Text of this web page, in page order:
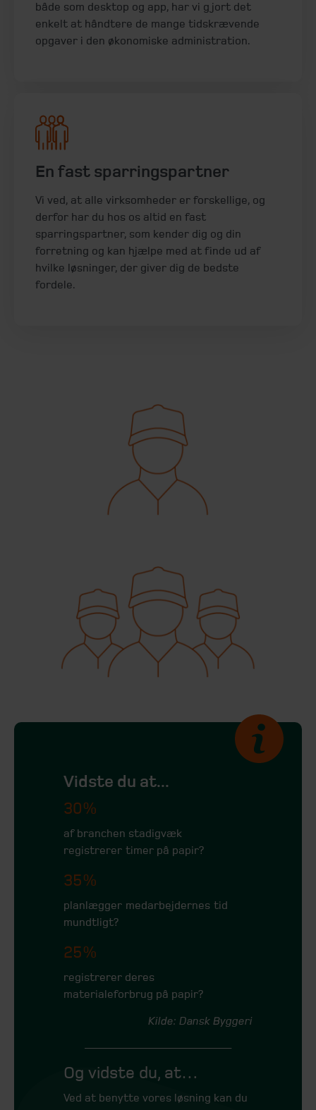
både som desktop og app, har vi gjort det
enkelt at håndtere de mange tidskrævende
opgaver i den økonomiske administration.
En fast sparringspartner
Vi ved, at alle virksomheder er forskellige, og
derfor har du hos os altid en fast
sparringspartner, som kender dig og din
forretning og kan hjælpe med at finde ud af
hvilke løsninger, der giver dig de bedste
fordele.
Vidste du at...
30%
af branchen stadigvæk
registrerer timer på papir?
35%
planlægger medarbejdernes tid
mundtligt?
25%
registrerer deres
materialeforbrug på papir?
Kilde: Dansk Byggeri
Og vidste du, at…
Ved at benytte vores løsning kan du